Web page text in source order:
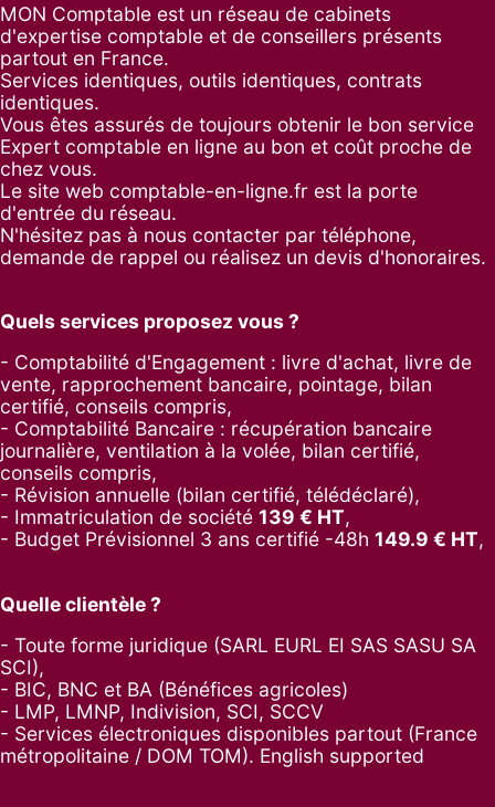
MON Comptable est un réseau de cabinets
d'expertise comptable et de conseillers présents
partout en France.
Services identiques, outils identiques, contrats
identiques.
Vous êtes assurés de toujours obtenir le bon service
Expert comptable en ligne au bon et coût proche de
chez vous.
Le site web comptable-en-ligne.fr est la porte
d'entrée du réseau.
N'hésitez pas à nous contacter par téléphone,
demande de rappel ou réalisez un devis d'honoraires.
Quels services proposez vous ?
- Comptabilité d'Engagement : livre d'achat, livre de
vente, rapprochement bancaire, pointage, bilan
certifié, conseils compris,
- Comptabilité Bancaire : récupération bancaire
journalière, ventilation à la volée, bilan certifié,
conseils compris,
- Révision annuelle (bilan certifié, télédéclaré),
- Immatriculation de société 139 € HT,
- Budget Prévisionnel 3 ans certifié -48h 149.9 € HT,
Quelle clientèle ?
- Toute forme juridique (SARL EURL EI SAS SASU SA
SCI),
- BIC, BNC et BA (Bénéfices agricoles)
- LMP, LMNP, Indivision, SCI, SCCV
- Services électroniques disponibles partout (France
métropolitaine / DOM TOM). English supported